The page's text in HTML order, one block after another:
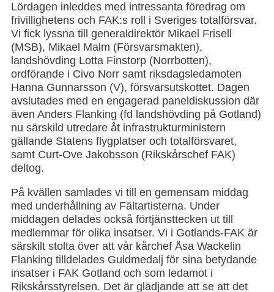
Lördagen inleddes med intressanta föredrag om
frivillighetens och FAK:s roll i Sveriges totalförsvar.
Vi fick lyssna till generaldirektör Mikael Frisell
(MSB), Mikael Malm (Försvarsmakten),
landshövding Lotta Finstorp (Norrbotten),
ordförande i Civo Norr samt riksdagsledamoten
Hanna Gunnarsson (V), försvarsutskottet. Dagen
avslutades med en engagerad paneldiskussion där
även Anders Flanking (fd landshövding på Gotland)
nu särskild utredare åt infrastrukturministern
gällande Statens flygplatser och totalförsvaret,
samt Curt-Ove Jakobsson (Rikskårschef FAK)
deltog.
På kvällen samlades vi till en gemensam middag
med underhållning av Fältartisterna. Under
middagen delades också förtjänsttecken ut till
medlemmar för olika insatser. Vi i Gotlands-FAK är
särskilt stolta över att vår kårchef Åsa Wackelin
Flanking tilldelades Guldmedalj för sina betydande
insatser i FAK Gotland och som ledamot i
Rikskårsstyrelsen. Det är glädjande att se att det